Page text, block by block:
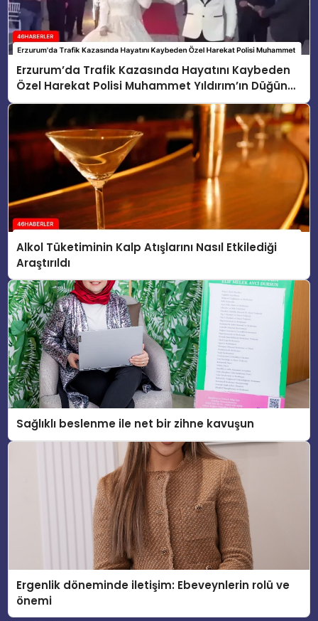
Erzurum’da Trafik Kazasında Hayatını Kaybeden
Özel Harekat Polisi Muhammet Yıldırım’ın Düğün
Görüntüleri Ortaya Çıktı
Alkol Tüketiminin Kalp Atışlarını Nasıl Etkilediği
Araştırıldı
Sağlıklı beslenme ile net bir zihne kavuşun
Ergenlik döneminde iletişim: Ebeveynlerin rolü ve
önemi